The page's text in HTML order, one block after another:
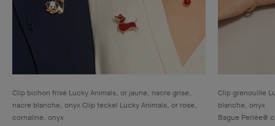
Clip bichon frisé Lucky Animals, or jaune, nacre grise,
nacre blanche, onyx Clip teckel Lucky Animals, or rose,
cornaline, onyx
Clip grenouille
blanche, onyx
Bague Perlée®